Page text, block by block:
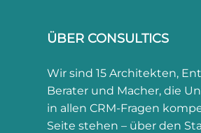
ÜBER CONSULTICS
Wir sind 15 Architekten,
Berater und Macher, die
in allen CRM-Fragen
Seite stehen – über den